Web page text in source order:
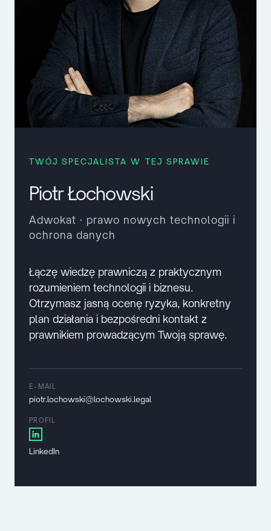
TWÓJ SPECJALISTA W TEJ SPRAWIE
Piotr Łochowski
Adwokat · prawo nowych technologii i
ochrona danych
Łączę wiedzę prawniczą z praktycznym
rozumieniem technologii i biznesu.
Otrzymasz jasną ocenę ryzyka, konkretny
plan działania i bezpośredni kontakt z
prawnikiem prowadzącym Twoją sprawę.
E-MAIL
piotr.lochowski@lochowski.legal
PROFIL
LinkedIn